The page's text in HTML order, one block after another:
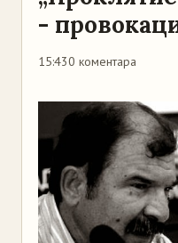
-
15:430 коментара